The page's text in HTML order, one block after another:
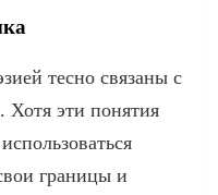
тесно связаны с
Хотя эти понятия
границы и